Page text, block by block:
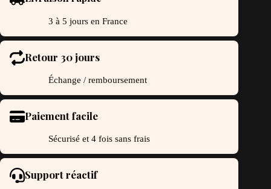
3 à 5 jours en France
Retour 30 jours
Échange / remboursement
Paiement facile
Sécurisé et 4 fois sans frais
Support réactif